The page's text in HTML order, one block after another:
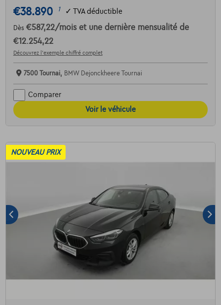
€38.890 1 ✓ TVA déductible
Dès €587,22/mois et une dernière mensualité de
€12.254,22
Découvrez l’exemple chiffré complet
7500 Tournai, BMW Dejonckheere Tournai
Comparer
Voir le véhicule
NOUVEAU PRIX